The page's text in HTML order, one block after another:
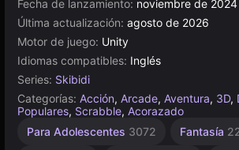
Fecha de lanzamiento: noviembre de 2024
Última actualización: agosto de 2026
Motor de juego: Unity
Idiomas compatibles: Inglés
Series: Skibidi
Categorías: Acción, Arcade, Aventura, 3D,
Populares, Scrabble, Acorazado
Para Adolescentes 3072 Fantasía
Espadas
Agilidad
De 1
Indie
Rusos
Sencillos
Mundo
Unity